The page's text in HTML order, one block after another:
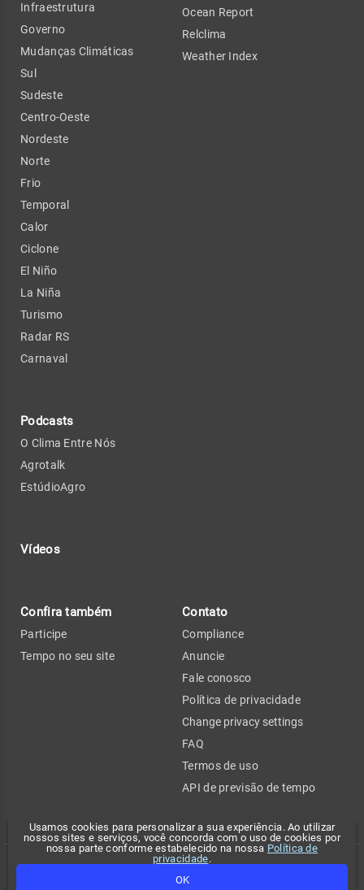
Usamos cookies para personalizar a sua experiência. Ao utilizar
nossos sites e serviços, você concorda com o uso de cookies por
nossa parte conforme estabelecido na nossa Política de
privacidade.
OK
Infraestrutura
Governo
Mudanças Climáticas
Sul
Sudeste
Centro-Oeste
Nordeste
Norte
Frio
Temporal
Calor
Ciclone
El Niño
La Niña
Turismo
Radar RS
Carnaval
Podcasts
O Clima Entre Nós
Agrotalk
EstúdioAgro
Vídeos
Ocean Report
Relclima
Weather Index
Confira também
Participe
Tempo no seu site
Contato
Compliance
Anuncie
Fale conosco
Política de privacidade
Change privacy settings
FAQ
Termos de uso
API de previsão de tempo
Copyright 2026 - Climatempo. Todos os direitos reservados.